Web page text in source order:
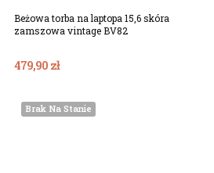
Beżowa torba na laptopa 15,6 skóra
zamszowa vintage BV82
479,90 zł
Brak Na Stanie